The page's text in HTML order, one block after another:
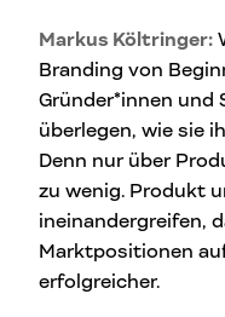
Markus Költringer:
Branding von
Gründer*innen
überlegen, wie sie
Denn nur über
zu wenig. Produkt
ineinandergreifen,
Marktpositionen
erfolgreicher.